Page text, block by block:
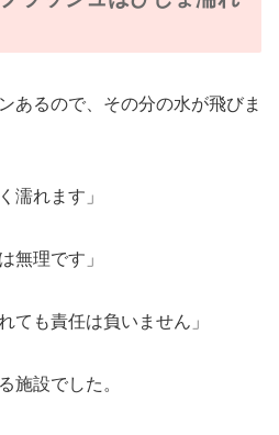
あるので、その分の水が飛びま
濡れます」
無理です」
ても責任は負いません」
施設でした。